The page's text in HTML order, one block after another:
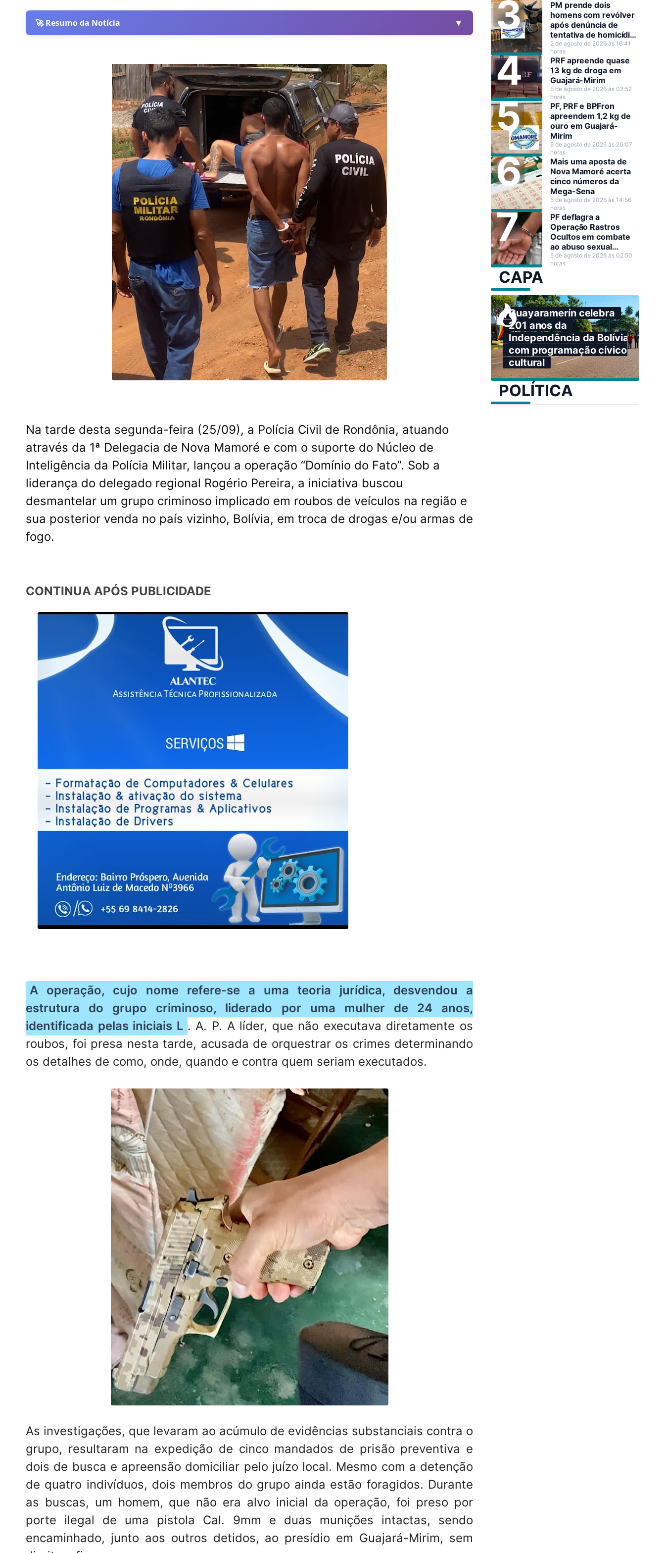
🚀 Resumo da Notícia ▼
Na tarde desta segunda-feira (25/09), a Polícia Civil de Rondônia, atuando
através da 1ª Delegacia de Nova Mamoré e com o suporte do Núcleo de
Inteligência da Polícia Militar, lançou a operação “Domínio do Fato”. Sob a
liderança do delegado regional Rogério Pereira, a iniciativa buscou
desmantelar um grupo criminoso implicado em roubos de veículos na região e
sua posterior venda no país vizinho, Bolívia, em troca de drogas e/ou armas de
fogo.
CONTINUA APÓS PUBLICIDADE
A operação, cujo nome refere-se a uma teoria jurídica, desvendou a
estrutura do grupo criminoso, liderado por uma mulher de 24 anos,
identificada pelas iniciais L . A. P. A líder, que não executava diretamente os
roubos, foi presa nesta tarde, acusada de orquestrar os crimes determinando
os detalhes de como, onde, quando e contra quem seriam executados.
As investigações, que levaram ao acúmulo de evidências substanciais contra o
grupo, resultaram na expedição de cinco mandados de prisão preventiva e
dois de busca e apreensão domiciliar pelo juízo local. Mesmo com a detenção
de quatro indivíduos, dois membros do grupo ainda estão foragidos. Durante
as buscas, um homem, que não era alvo inicial da operação, foi preso por
porte ilegal de uma pistola Cal. 9mm e duas munições intactas, sendo
encaminhado, junto aos outros detidos, ao presídio em Guajará-Mirim, sem
PM prende dois
homens com revólver
após denúncia de
tentativa de homicídio
em Guajará-Mirim
2 de agosto de 2026 às 16:41
horas
PRF apreende quase
13 kg de droga em
Guajará-Mirim
5 de agosto de 2026 às 02:52
horas
PF, PRF e BPFron
apreendem 1,2 kg de
ouro em Guajará-
Mirim
5 de agosto de 2026 às 20:07
horas
Mais uma aposta de
Nova Mamoré acerta
cinco números da
Mega-Sena
5 de agosto de 2026 às 14:56
horas
PF deflagra a
Operação Rastros
Ocultos em combate
ao abuso sexual
infantojuvenil em Nova
Mamoré
5 de agosto de 2026 às 02:50
horas
CAPA
Guayaramerín celebra
201 anos da
Independência da Bolívia
com programação cívico-
cultural
POLÍTICA